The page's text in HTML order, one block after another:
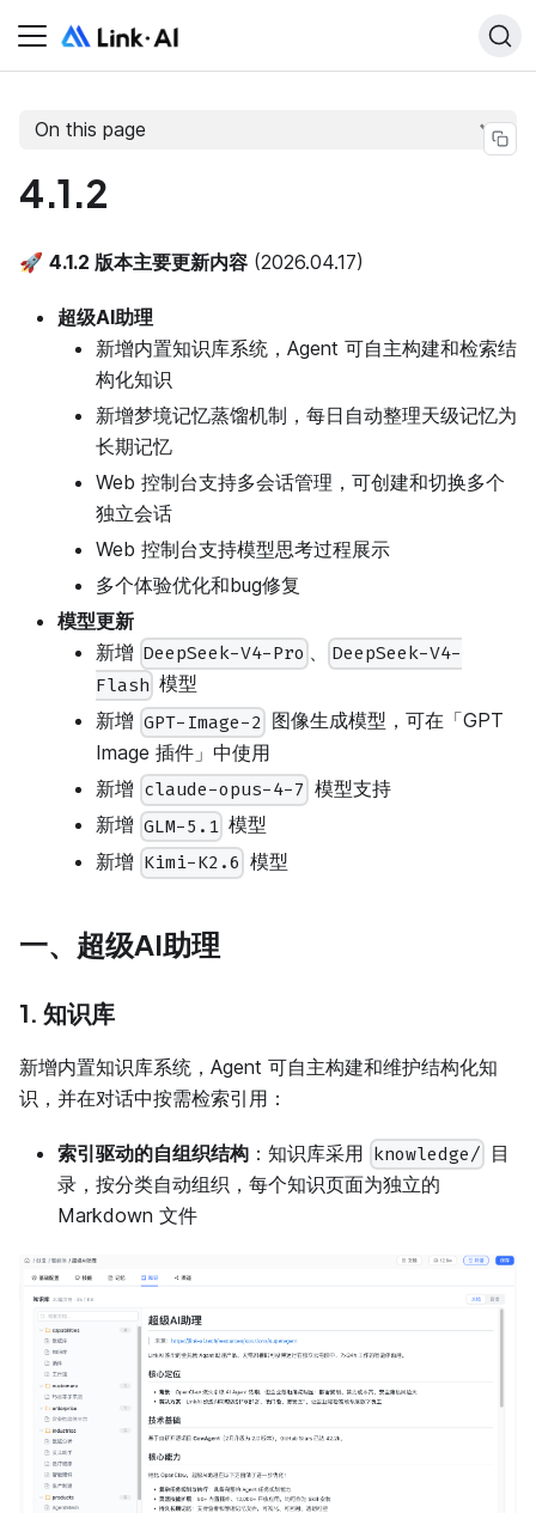
On this page
4.1.2
🚀 4.1.2 版本主要更新内容 (2026.04.17)
超级AI助理
新增内置知识库系统，Agent 可自主构建和检索结
构化知识
新增梦境记忆蒸馏机制，每日自动整理天级记忆为
长期记忆
Web 控制台支持多会话管理，可创建和切换多个
独立会话
Web 控制台支持模型思考过程展示
多个体验优化和bug修复
模型更新
新增 DeepSeek-V4-Pro
DeepSeek-V4-
Flash 模型
新增 GPT-Image-2 图像生成模型，可在「GPT
Image 插件」中使用
新增 claude-opus-4-7 模型支持
新增 GLM-5.1 模型
新增 Kimi-K2.6 模型
一、超级AI助理
1. 知识库
新增内置知识库系统，Agent 可自主构建和维护结构化知
识，并在对话中按需检索引用：
索引驱动的自组织结构 ：知识库采用 knowledge/ 目
录，按分类自动组织，每个知识页面为独立的
Markdown 文件